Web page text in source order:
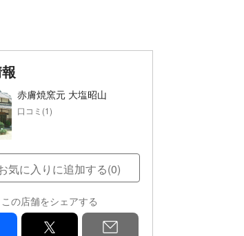
赤膚焼窯元 大塩昭山
口コミ(1)
気に入りに追加する(0)
この店舗をシェアする
facebook